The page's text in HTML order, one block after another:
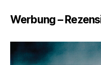
Werbung –